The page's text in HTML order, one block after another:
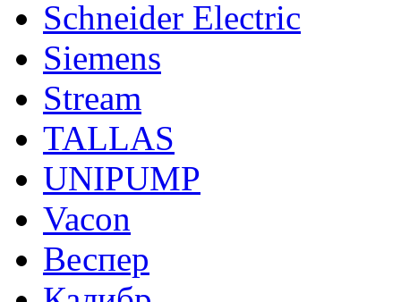
Schneider Electric
Siemens
Stream
TALLAS
UNIPUMP
Vacon
Веспер